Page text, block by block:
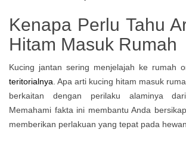
Kenapa Perlu Tahu
Hitam Masuk Rumah
Kucing jantan sering menjelajah ke rumah
teritorialnya . Apa arti kucing hitam masuk
berkaitan dengan perilaku alaminya
Memahami fakta ini membantu Anda
memberikan perlakuan yang tepat pada